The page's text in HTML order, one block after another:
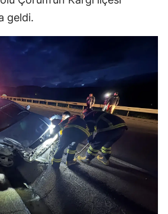
Gümüşhane
Hakkari
Hatay
Isparta
Mersin
İstanbul
geldi.